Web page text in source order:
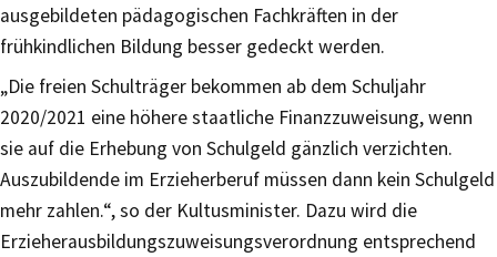
ausgebildeten pädagogischen Fachkräften in der
frühkindlichen Bildung besser gedeckt werden.
„Die freien Schulträger bekommen ab dem Schuljahr
2020/2021 eine höhere staatliche Finanzzuweisung, wenn
sie auf die Erhebung von Schulgeld gänzlich verzichten.
Auszubildende im Erzieherberuf müssen dann kein Schulgeld
mehr zahlen.“, so der Kultusminister. Dazu wird die
Erzieherausbildungszuweisungsverordnung entsprechend